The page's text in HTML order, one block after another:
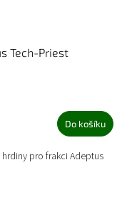
Tech-Priest
Do košíku
pro frakci Adeptus